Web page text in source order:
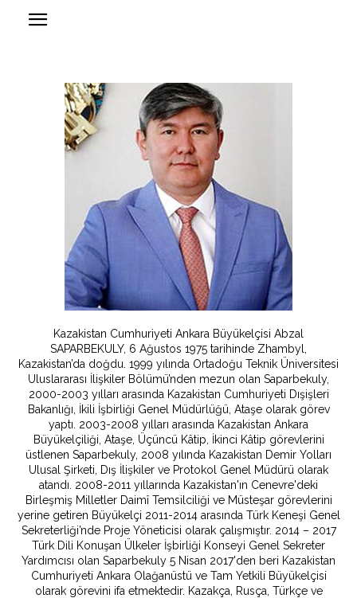
Kazakistan Cumhuriyeti Ankara Büyükelçisi Abzal
SAPARBEKULY, 6 Ağustos 1975 tarihinde Zhambyl,
Kazakistan’da doğdu. 1999 yılında Ortadoğu Teknik Üniversitesi
Uluslararası İlişkiler Bölümü’nden mezun olan Saparbekuly,
2000-2003 yılları arasında Kazakistan Cumhuriyeti Dışişleri
Bakanlığı, İkili İşbirliği Genel Müdürlüğü, Ataşe olarak görev
yaptı. 2003-2008 yılları arasında Kazakistan Ankara
Büyükelçiliği, Ataşe, Üçüncü Kâtip, İkinci Kâtip görevlerini
üstlenen Saparbekuly, 2008 yılında Kazakistan Demir Yolları
Ulusal Şirketi, Dış İlişkiler ve Protokol Genel Müdürü olarak
atandı. 2008-2011 yıllarında Kazakistan'ın Cenevre'deki
Birleşmiş Milletler Daimî Temsilciliği ve Müsteşar görevlerini
yerine getiren Büyükelçi 2011-2014 arasında Türk Keneşi Genel
Sekreterliği’nde Proje Yöneticisi olarak çalışmıştır. 2014 – 2017
Türk Dili Konuşan Ülkeler İşbirliği Konseyi Genel Sekreter
Yardımcısı olan Saparbekuly 5 Nisan 2017'den beri Kazakistan
Cumhuriyeti Ankara Olağanüstü ve Tam Yetkili Büyükelçisi
olarak görevini ifa etmektedir. Kazakça, Rusça, Türkçe ve